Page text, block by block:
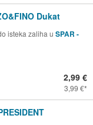
Dukat
isteka zaliha u SPAR -
2,99 €
3,99 €